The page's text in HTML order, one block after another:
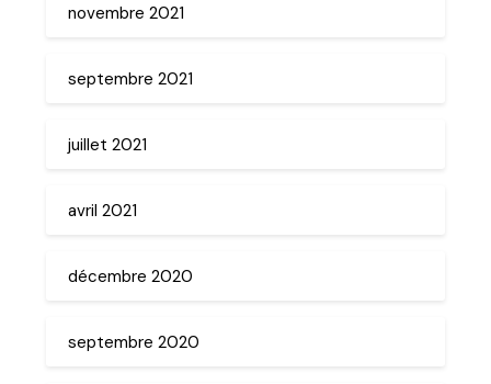
novembre 2021
septembre 2021
juillet 2021
avril 2021
décembre 2020
septembre 2020